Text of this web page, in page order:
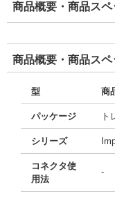
商品概要・商品スペ
商品概要・商品スペ
型 商
パッケージ ト
シリーズ
コネクタ使
用法
-